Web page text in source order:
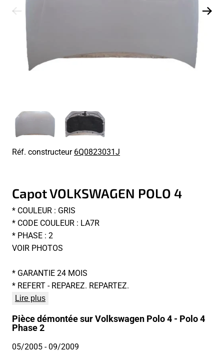
Réf. constructeur6Q0823031J
Capot VOLKSWAGEN POLO 4
* COULEUR : GRIS
* CODE COULEUR : LA7R
* PHASE : 2
VOIR PHOTOS
* GARANTIE 24 MOIS
* REFERT - REPAREZ. REPARTEZ.
Lire plus
Pièce démontée sur Volkswagen Polo 4 - Polo 4
Phase 2
05/2005- 09/2009